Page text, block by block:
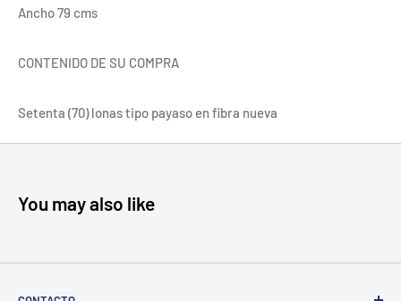
Ancho 79 cms
CONTENIDO DE SU COMPRA
Setenta (70) lonas tipo payaso en fibra nueva
You may also like